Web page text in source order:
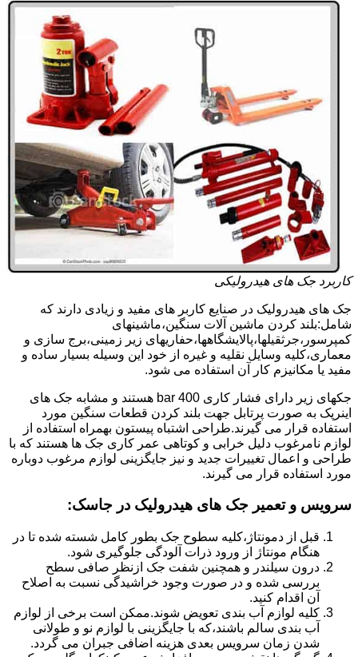
کاربرد جک های هیدرولیکی
جک های هیدرولیک در صنایع کاربر های مفید و زیادی دارند که
شامل:بلند کردن ماشین آلات سنگین،ماشینهای
کمپرسور،جرثقیلها،پالایشگاهها،حفاریهای زیر زمینی،برج سازی و
معماری،کلیه وسایل نقلیه و غیره از خود این وسیله بسیار ساده و
مفید یا مکانیزم کار آن استفاده می شود.
جکهای زیر دارای فشار کاری 400 bar هستند و مشابه جک های
اینرپک به صورت پرتابل جهت بلند کردن قطعات سنگین مورد
استفاده قرار می گیرند.طراحی اشتباه پیستون بهمراه استفاده از
لوازم نامرغوب دلیل خرابی و کوتاهی عمر کاری جک ها هستند که با
طراحی و اعمال تغییرات جدید و نیز جایگزینی لوازم مرغوب دوباره
مورد استفاده قرار می گیرند.
سرویس و تعمیر جک های هیدرولیک در جاسک:
قبل از دمونتاژ،کلیه سطوح جک بطور کامل شسته شده تا در
هنگام مونتاژ از ورود ذرات آلودگی جلوگیری شود.
درون سیلندر و همچنین شفت جک ازنظر صافی سطح
بررسی شده و در صورت وجود خراشیدگی نسبت به اصلاح
آن اقدام کنید.
کلیه لوازم آب بندی تعویض شوند.ممکن است برخی از لوازم
آب بندی سالم باشند،که با جایگزینی با لوازم نو و طولانی
شدن زمان سرویس بعدی هزینه اضافی جبران می گردد.